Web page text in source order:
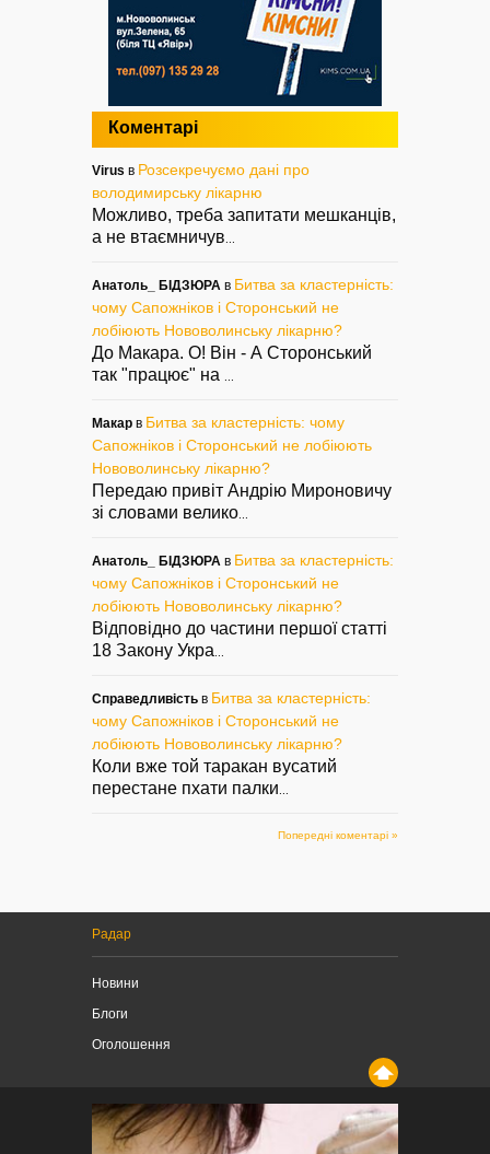
Коментарі
Virus в Розсекречуємо дані про
володимирську лікарню
Можливо, треба запитати мешканців,
а не втаємничув
Анатоль_ БІДЗЮРА в Битва за кластерність:
чому Сапожніков і Сторонський не
лобіюють Нововолинську лікарню?
До Макара. О! Він - А Сторонський
так "працює" на
Макар в Битва за кластерність: чому
Сапожніков і Сторонський не лобіюють
Нововолинську лікарню?
Передаю привіт Андрію Мироновичу
зі словами велико
Анатоль_ БІДЗЮРА в Битва за кластерність:
чому Сапожніков і Сторонський не
лобіюють Нововолинську лікарню?
Відповідно до частини першої статті
18 Закону Укра
Справедливість в Битва за кластерність:
чому Сапожніков і Сторонський не
лобіюють Нововолинську лікарню?
Коли вже той таракан вусатий
перестане пхати палки
Попередні коментарі »
Радар
Новини
Блоги
Оголошення